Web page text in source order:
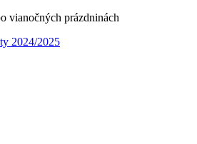
vianočných prázdninách
2024/2025